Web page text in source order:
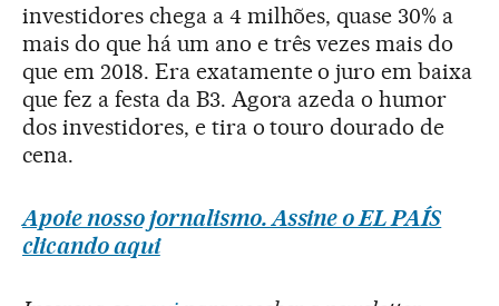
investidores chega a 4 milhões, quase 30% a
mais do que há um ano e três vezes mais do
que em 2018. Era exatamente o juro em baixa
que fez a festa da B3. Agora azeda o humor
dos investidores, e tira o touro dourado de
cena.
Apoie nosso jornalismo. Assine o EL PAÍS
clicando aqui